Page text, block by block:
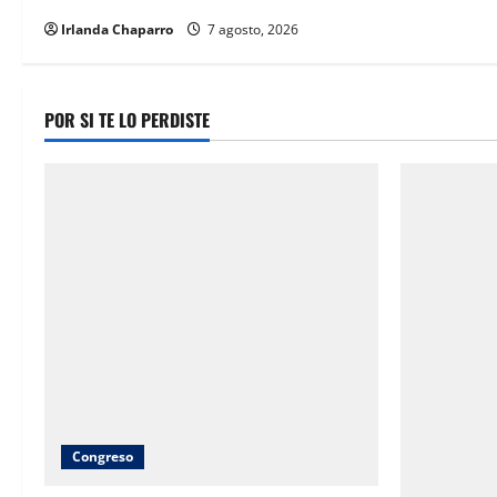
Irlanda Chaparro 7 agosto, 2026
POR SI TE LO PERDISTE
Congreso